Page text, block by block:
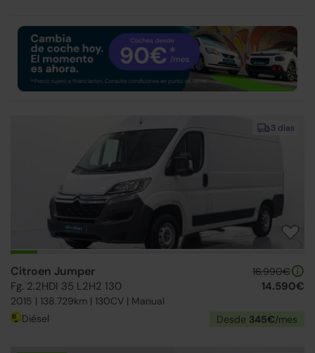
3 días
Citroen Jumper
Fg. 2.2HDI 35 L2H2 130
2015 | 138.729km | 130CV | Manual
16.990€
14.590€
Diésel Desde 345€/mes